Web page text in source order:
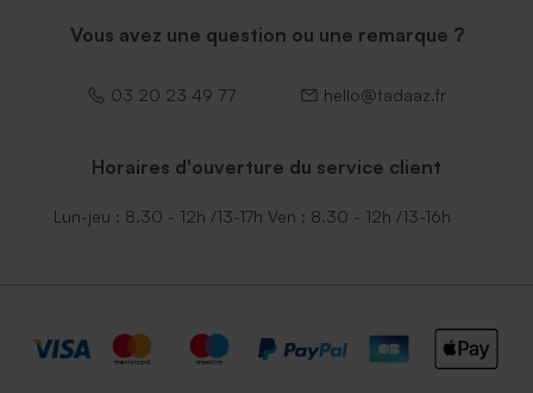
Vous avez une question ou une remarque ?
03 20 23 49 77 hello@tadaaz.fr
Horaires d'ouverture du service client
Lun-jeu : 8.30 - 12h /13-17h Ven : 8.30 - 12h /13-16h